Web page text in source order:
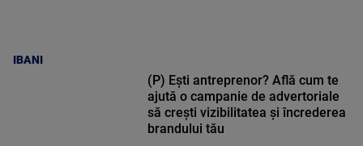
IBANI
(P) Ești antreprenor? Află cum te
ajută o campanie de advertoriale
să crești vizibilitatea și încrederea
brandului tău